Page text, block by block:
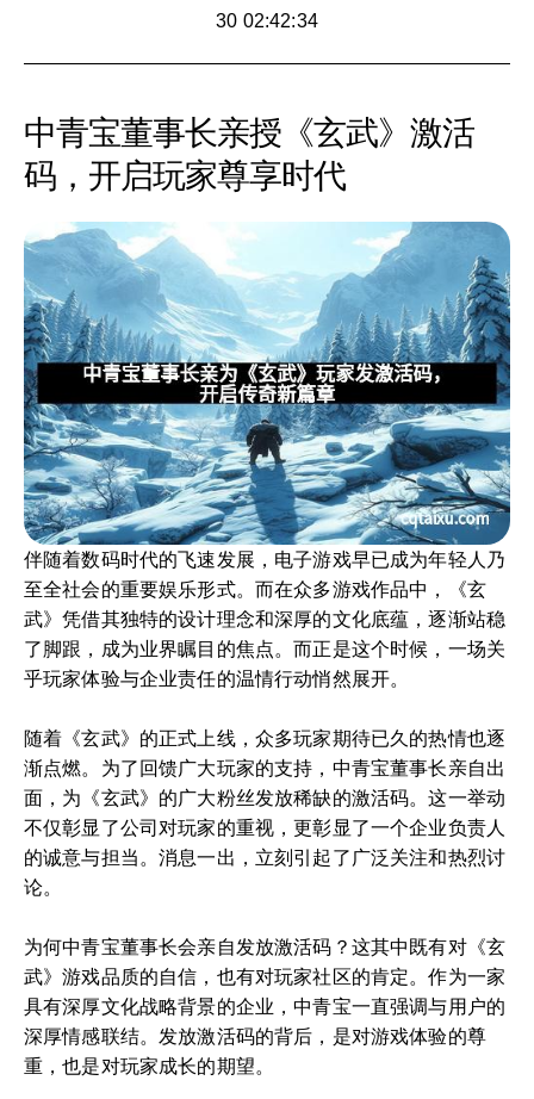
30 02:42:34
中青宝董事长亲授《玄武》激活
码，开启玩家尊享时代
伴随着数码时代的飞速发展，电子游戏早已成为年轻人乃
至全社会的重要娱乐形式。而在众多游戏作品中，《玄
武》凭借其独特的设计理念和深厚的文化底蕴，逐渐站稳
了脚跟，成为业界瞩目的焦点。而正是这个时候，一场关
乎玩家体验与企业责任的温情行动悄然展开。
随着《玄武》的正式上线，众多玩家期待已久的热情也逐
渐点燃。为了回馈广大玩家的支持，中青宝董事长亲自出
面，为《玄武》的广大粉丝发放稀缺的激活码。这一举动
不仅彰显了公司对玩家的重视，更彰显了一个企业负责人
的诚意与担当。消息一出，立刻引起了广泛关注和热烈讨
论。
为何中青宝董事长会亲自发放激活码？这其中既有对《玄
武》游戏品质的自信，也有对玩家社区的肯定。作为一家
具有深厚文化战略背景的企业，中青宝一直强调与用户的
深厚情感联结。发放激活码的背后，是对游戏体验的尊
重，也是对玩家成长的期望。